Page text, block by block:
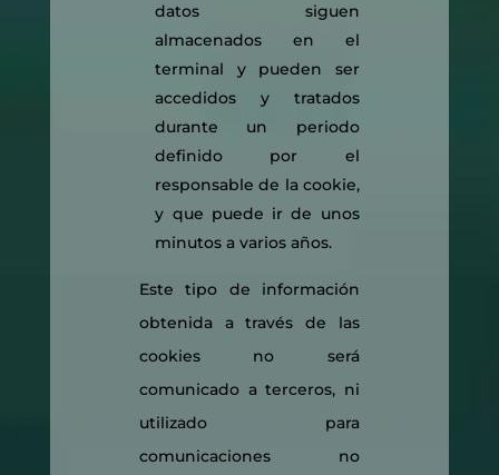
datos siguen
almacenados en el
terminal y pueden ser
accedidos y tratados
durante un periodo
definido por el
responsable de la cookie,
y que puede ir de unos
minutos a varios años.
Este tipo de información
obtenida a través de las
cookies no será
comunicado a terceros, ni
utilizado para
comunicaciones no